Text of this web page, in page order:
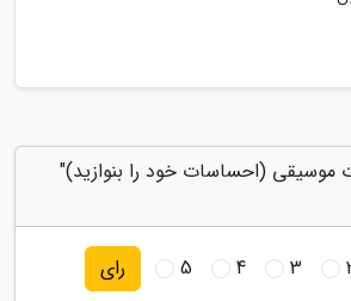
موسیقی (احساسات خود را بنوازید)"
3
4
5 رای